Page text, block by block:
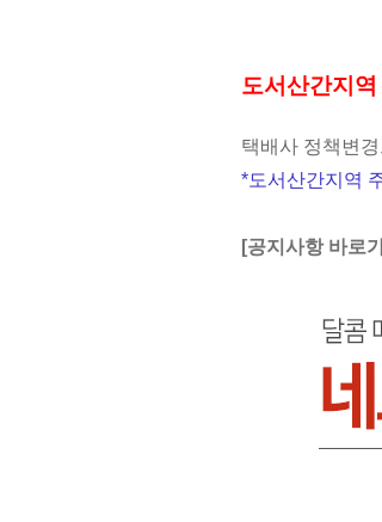
도서산간지
택배사 정책변
*도서산간지역
[공지사항 바로